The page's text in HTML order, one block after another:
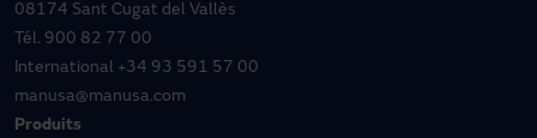
08174 Sant Cugat del Vallès
Tél. 900 82 77 00
International +34 93 591 57 00
manusa@manusa.com
Produits